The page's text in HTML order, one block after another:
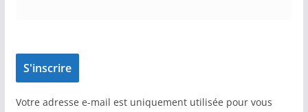
Votre adresse e-mail est uniquement utilisée pour vous